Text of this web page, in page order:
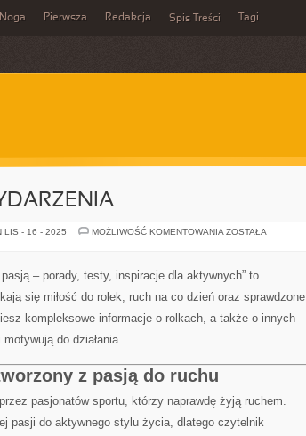
Noga Pierwsza Redakcja Spis Treści Tagi
LIS - 16 - 2025 MOŻLIWOŚĆ KOMENTOWANIA SNOWBOARD
ZOSTAŁA
– porady, testy, inspiracje dla aktywnych” to
się miłość do rolek, ruch na co dzień oraz sprawdzone
kompleksowe informacje o rolkach, a także o innych
do działania.
z pasją do ruchu
pasjonatów sportu, którzy naprawdę żyją ruchem.
pasji do aktywnego stylu życia, dlatego czytelnik